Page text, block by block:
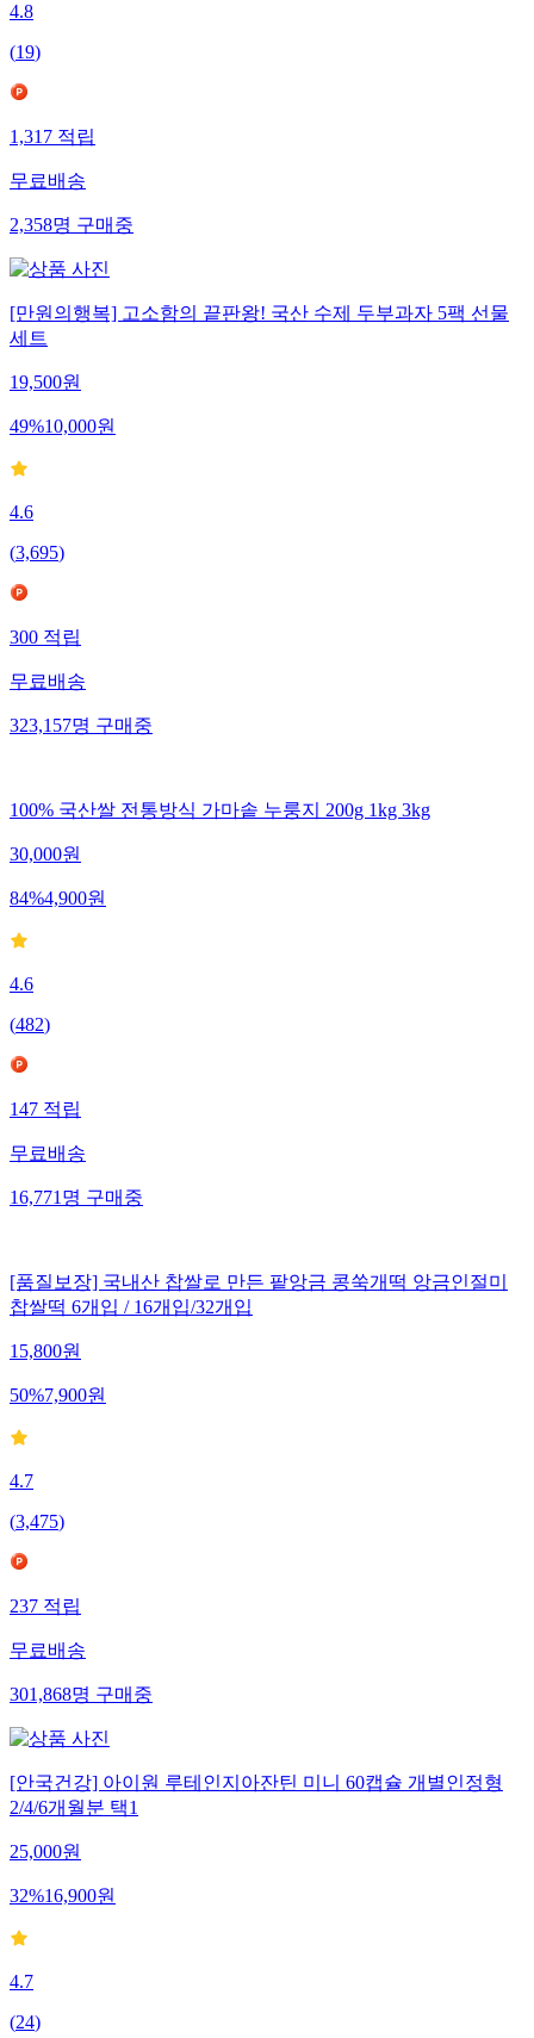
4.8
(19)
1,317적립
무료배송
2,358명구매중
[만원의행복] 고소함의 끝판왕! 국산 수제 두부과자 5팩 선물
세트
19,500원
49%10,000원
4.6
(3,695)
300적립
무료배송
323,157명구매중
100% 국산쌀 전통방식 가마솥 누룽지 200g 1kg 3kg
30,000원
84%4,900원
4.6
(482)
147적립
무료배송
16,771명구매중
[품질보장] 국내산 찹쌀로 만든 팥앙금 콩쑥개떡 앙금인절미
찹쌀떡 6개입 / 16개입/32개입
15,800원
50%7,900원
4.7
(3,475)
237적립
무료배송
301,868명구매중
[안국건강] 아이원 루테인지아잔틴 미니 60캡슐 개별인정형
2/4/6개월분 택1
25,000원
32%16,900원
4.7
(24)